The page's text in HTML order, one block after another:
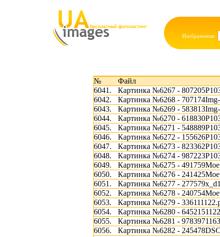
Изображения:
№
Файл
6041.
Картинка №6267 -
6042.
Картинка №6268 -
6043.
Картинка №6269 -
6044.
Картинка №6270 -
6045.
Картинка №6271 -
6046.
Картинка №6272 -
6047.
Картинка №6273 -
6048.
Картинка №6274 -
6049.
Картинка №6275 -
6050.
Картинка №6276 -
6051.
Картинка №6277 -
6052.
Картинка №6278 -
6053.
Картинка №6279 -
6054.
Картинка №6280 -
6055.
Картинка №6281 -
6056.
Картинка №6282 -